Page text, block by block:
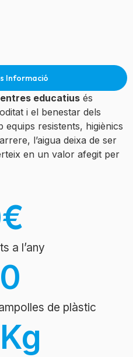
Informació
educatius és
i el benestar dels
resistents, higiènics
l’aigua deixa de ser
en un valor afegit per
a l’any
€
de plàstic
0
Kg